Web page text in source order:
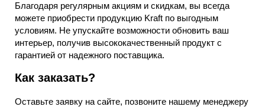
Благодаря регулярным акциям и скидкам, вы всегда
можете приобрести продукцию Kraft по выгодным
условиям. Не упускайте возможности обновить ваш
интерьер, получив высококачественный продукт с
гарантией от надежного поставщика.
Как заказать?
Оставьте заявку на сайте, позвоните нашему менеджеру